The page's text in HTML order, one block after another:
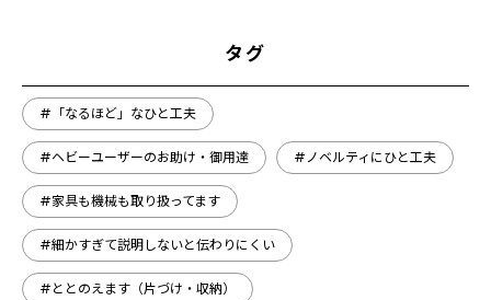
タグ
#「なるほど」なひと工夫
#ヘビーユーザーのお助け・御用達 #ノベルティにひと工夫
#家具も機械も取り扱ってます
#細かすぎて説明しないと伝わりにくい
#ととのえます（片づけ・収納）